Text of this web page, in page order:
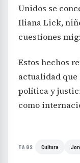
Unidos se
Iliana Lick,
cuestiones
Estos hechos
actualidad
política y
como
TAGS Cultura